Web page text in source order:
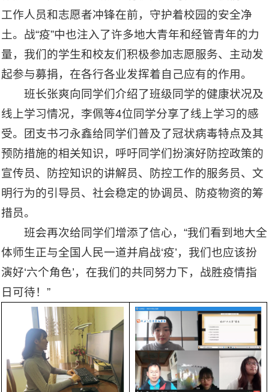
工作人员和志愿者冲锋在前，守护着校园的安全净
土。战“疫”中也注入了许多地大青年和经管青年的力
量，我们的学生和校友们积极参加志愿服务、主动发
起参与募捐，在各行各业发挥着自己应有的作用。
班长张爽向同学们介绍了班级同学的健康状况及
线上学习情况，李佩等4位同学分享了线上学习的感
受。团支书刁永鑫给同学们普及了冠状病毒特点及其
预防措施的相关知识，呼吁同学们扮演好防控政策的
宣传员、防控知识的讲解员、防控工作的服务员、文
明行为的引导员、社会稳定的协调员、防疫物资的筹
措员。
班会再次给同学们增添了信心，“我们看到地大全
体师生正与全国人民一道并肩战‘疫’，我们也应该扮
演好‘六个角色’，在我们的共同努力下，战胜疫情指
日可待！”